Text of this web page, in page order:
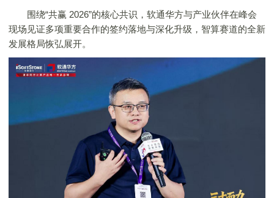
围绕“共赢 2026”的核心共识，软通华方与产业伙伴在峰会
现场见证多项重要合作的签约落地与深化升级，智算赛道的全新
发展格局恢弘展开。